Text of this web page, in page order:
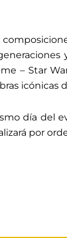
– Star
icónicas
día del
por